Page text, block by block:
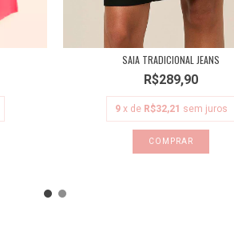
SAIA TRADICIONAL JEANS
R$289,90
9 x de R$32,21 sem juros
COMPRAR